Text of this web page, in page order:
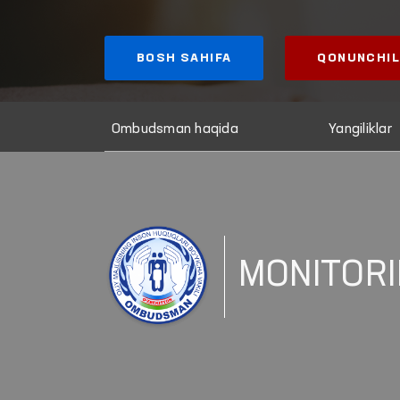
BOSH SAHIFA
Ombudsman haqida Yangiliklar